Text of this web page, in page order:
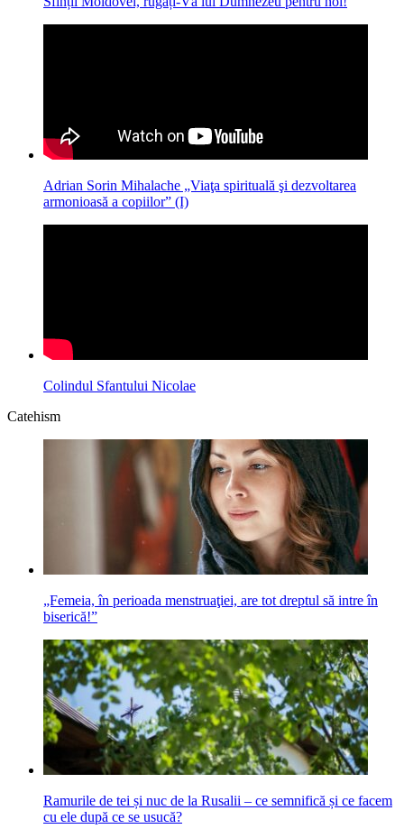
Adrian Sorin Mihalache „Viaţa spirituală şi dezvoltarea
armonioasă a copiilor” (I)
Colindul Sfantului Nicolae
Catehism
„Femeia, în perioada menstruaţiei, are tot dreptul să intre în
biserică!”
Ramurile de tei și nuc de la Rusalii – ce semnifică și ce facem
cu ele după ce se usucă?